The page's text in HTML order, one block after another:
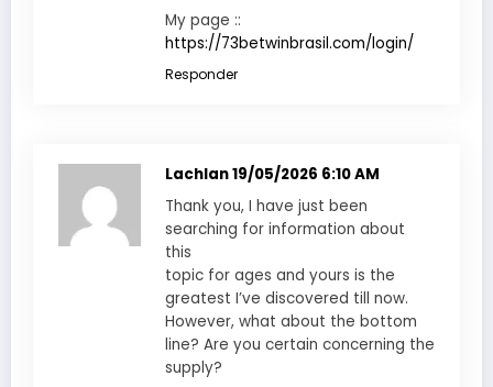
My page ::
https://73betwinbrasil.com/login/
Responder
Lachlan19/05/2026 6:10 AM
Thank you, I have just been
searching for information about
this
topic for ages and yours is the
greatest I’ve discovered till now.
However, what about the bottom
line? Are you certain concerning the
supply?